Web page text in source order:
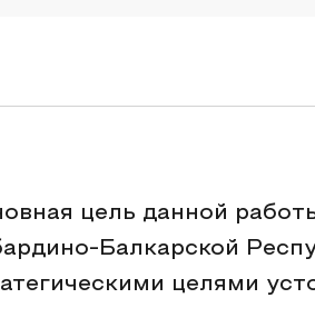
цель данной
Балкарской
целями